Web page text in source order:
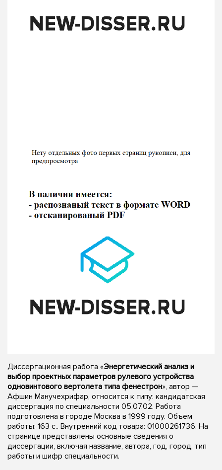
Диссертационная работа «Энергетический анализ и
выбор проектных параметров рулевого устройства
одновинтового вертолета типа фенестрон», автор —
Афшин Манучехрифар, относится к типу: кандидатская
диссертация по специальности 05.07.02. Работа
подготовлена в городе Москва в 1999 году. Объем
работы: 163 с.. Внутренний код товара: 01000261736. На
странице представлены основные сведения о
диссертации, включая название, автора, год, город, тип
работы и шифр специальности.